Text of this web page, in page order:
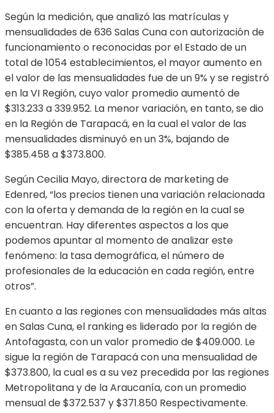
Según la medición, que analizó las matrículas y
mensualidades de 636 Salas Cuna con autorización de
funcionamiento o reconocidas por el Estado de un
total de 1054 establecimientos, el mayor aumento en
el valor de las mensualidades fue de un 9% y se registró
en la VI Región, cuyo valor promedio aumentó de
$313.233 a 339.952. La menor variación, en tanto, se dio
en la Región de Tarapacá, en la cual el valor de las
mensualidades disminuyó en un 3%, bajando de
$385.458 a $373.800.
Según Cecilia Mayo, directora de marketing de
Edenred, “los precios tienen una variación relacionada
con la oferta y demanda de la región en la cual se
encuentran. Hay diferentes aspectos a los que
podemos apuntar al momento de analizar este
fenómeno: la tasa demográfica, el número de
profesionales de la educación en cada región, entre
otros”.
En cuanto a las regiones con mensualidades más altas
en Salas Cuna, el ranking es liderado por la región de
Antofagasta, con un valor promedio de $409.000. Le
sigue la región de Tarapacá con una mensualidad de
$373.800, la cual es a su vez precedida por las regiones
Metropolitana y de la Araucanía, con un promedio
mensual de $372.537 y $371.850 Respectivamente.